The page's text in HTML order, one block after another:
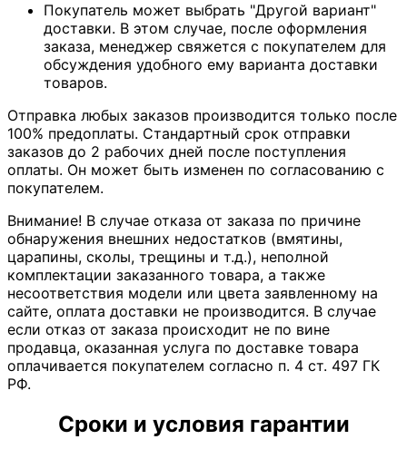
Покупатель может выбрать "Другой вариант"
доставки. В этом случае, после оформления
заказа, менеджер свяжется с покупателем для
обсуждения удобного ему варианта доставки
товаров.
Отправка любых заказов производится только после
100% предоплаты. Стандартный срок отправки
заказов до 2 рабочих дней после поступления
оплаты. Он может быть изменен по согласованию с
покупателем.
Внимание! В случае отказа от заказа по причине
обнаружения внешних недостатков (вмятины,
царапины, сколы, трещины и т.д.), неполной
комплектации заказанного товара, а также
несоответствия модели или цвета заявленному на
сайте, оплата доставки не производится. В случае
если отказ от заказа происходит не по вине
продавца, оказанная услуга по доставке товара
оплачивается покупателем согласно п. 4 ст. 497 ГК
РФ.
Сроки и условия гарантии